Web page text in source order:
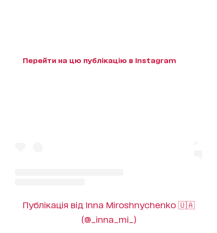
Перейти на цю публікацію в Instagram
Публікація від Inna Miroshnychenko 🇺🇦
(@_inna_mi_)